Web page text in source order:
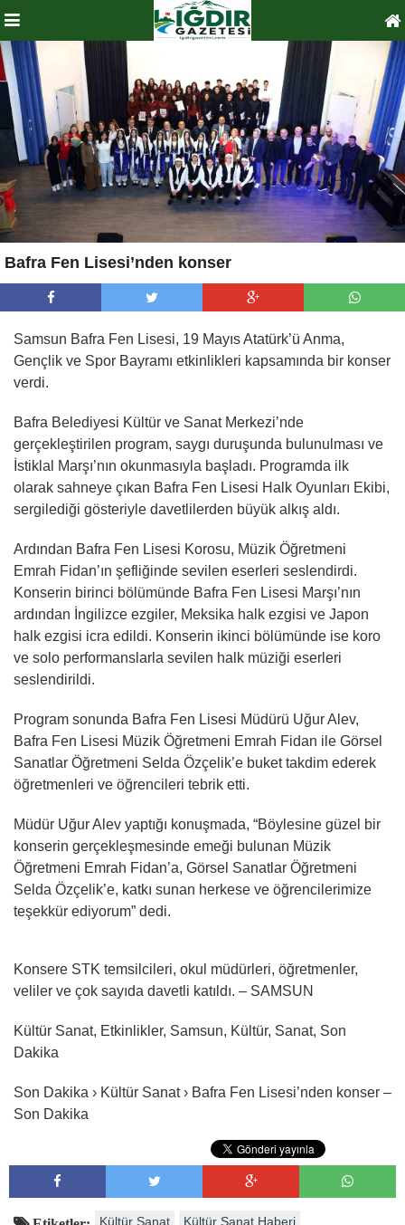
Bafra Fen Lisesi’nden konser
Samsun Bafra Fen Lisesi, 19 Mayıs Atatürk’ü Anma,
Gençlik ve Spor Bayramı etkinlikleri kapsamında bir konser
verdi.
Bafra Belediyesi Kültür ve Sanat Merkezi’nde
gerçekleştirilen program, saygı duruşunda bulunulması ve
İstiklal Marşı’nın okunmasıyla başladı. Programda ilk
olarak sahneye çıkan Bafra Fen Lisesi Halk Oyunları Ekibi,
sergilediği gösteriyle davetlilerden büyük alkış aldı.
Ardından Bafra Fen Lisesi Korosu, Müzik Öğretmeni
Emrah Fidan’ın şefliğinde sevilen eserleri seslendirdi.
Konserin birinci bölümünde Bafra Fen Lisesi Marşı’nın
ardından İngilizce ezgiler, Meksika halk ezgisi ve Japon
halk ezgisi icra edildi. Konserin ikinci bölümünde ise koro
ve solo performanslarla sevilen halk müziği eserleri
seslendirildi.
Program sonunda Bafra Fen Lisesi Müdürü Uğur Alev,
Bafra Fen Lisesi Müzik Öğretmeni Emrah Fidan ile Görsel
Sanatlar Öğretmeni Selda Özçelik’e buket takdim ederek
öğretmenleri ve öğrencileri tebrik etti.
Müdür Uğur Alev yaptığı konuşmada, “Böylesine güzel bir
konserin gerçekleşmesinde emeği bulunan Müzik
Öğretmeni Emrah Fidan’a, Görsel Sanatlar Öğretmeni
Selda Özçelik’e, katkı sunan herkese ve öğrencilerimize
teşekkür ediyorum” dedi.
Konsere STK temsilcileri, okul müdürleri, öğretmenler,
veliler ve çok sayıda davetli katıldı. – SAMSUN
Kültür Sanat, Etkinlikler, Samsun, Kültür, Sanat, Son
Dakika
Son Dakika › Kültür Sanat › Bafra Fen Lisesi’nden konser –
Son Dakika
Kültür Sanat
Kültür Sanat Haberi